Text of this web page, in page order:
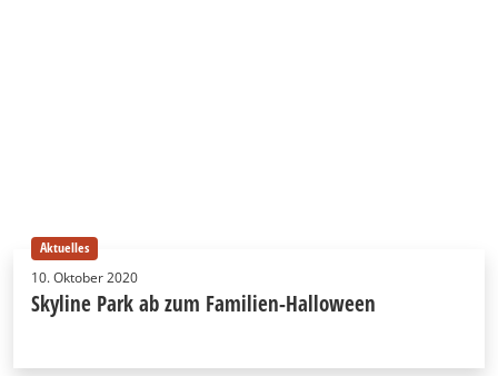
Aktuelles
10. Oktober 2020
Skyline Park ab zum Familien-Halloween